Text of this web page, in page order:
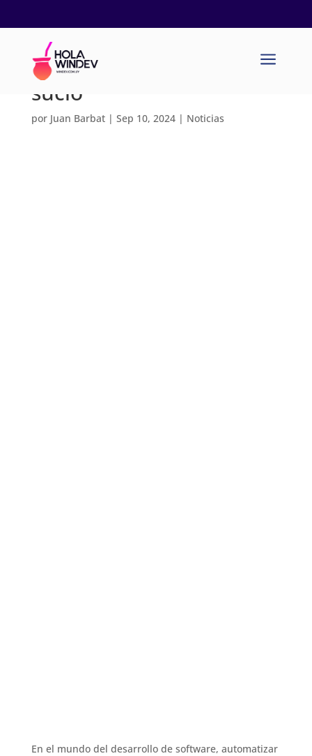
a
Observer: El patrón que
hace TODO el trabajo
sucio
por Juan Barbat| Sep 10, 2024| Noticias
En el mundo del desarrollo de software, automatizar